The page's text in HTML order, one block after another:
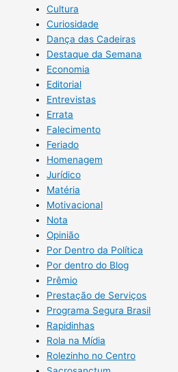
Cultura
Curiosidade
Dança das Cadeiras
Destaque da Semana
Economia
Editorial
Entrevistas
Errata
Falecimento
Feriado
Homenagem
Jurídico
Matéria
Motivacional
Nota
Opinião
Por Dentro da Política
Por dentro do Blog
Prêmio
Prestação de Serviços
Programa Segura Brasil
Rapidinhas
Rola na Mídia
Rolezinho no Centro